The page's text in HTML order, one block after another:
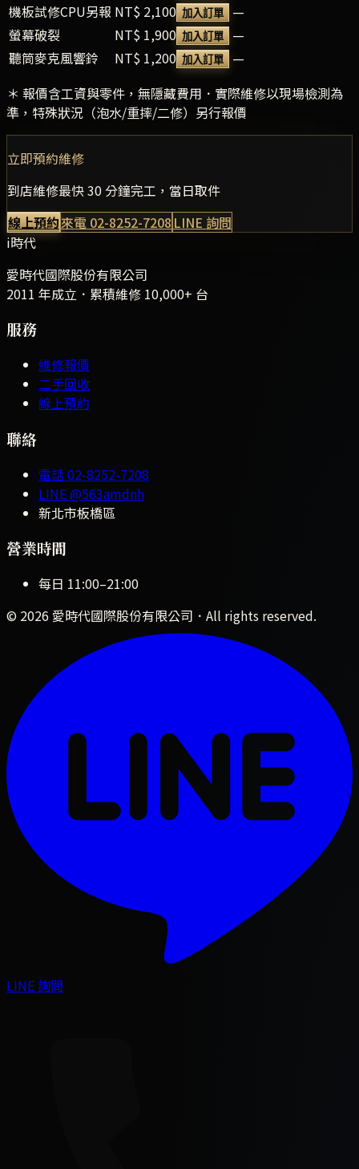
機板試修CPU另報 NT$ 2,100 加入訂單
—
螢幕破裂
NT$ 1,900 加入訂單
—
聽筒麥克風響鈴
NT$ 1,200 加入訂單
—
＊ 報價含工資與零件，無隱藏費用．實際維修以現場檢測為
準，特殊狀況（泡水/重摔/二修）另行報價
立即預約維修
到店維修最快 30 分鐘完工，當日取件
線上預約來電 02-8252-7208 LINE 詢問
i時代
愛時代國際股份有限公司
2011 年成立．累積維修 10,000+ 台
服務
維修報價
二手回收
線上預約
聯絡
電話02-8252-7208
LINE@563amdnh
新北市板橋區
營業時間
每日 11:00–21:00
© 2026 愛時代國際股份有限公司 ．All rights reserved.
LINE 詢問